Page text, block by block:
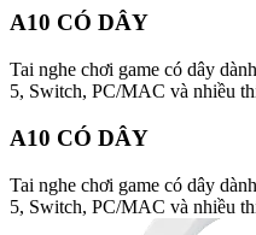
A10 CÓ DÂY
Tai nghe chơi game có dây
5, Switch, PC/MAC và nhiều
A10 CÓ DÂY
Tai nghe chơi game có dây
5, Switch, PC/MAC và nhiều